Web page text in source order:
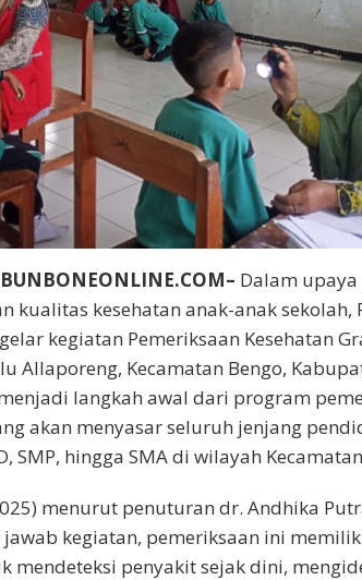
Dalam upaya
kualitas kesehatan anak-anak sekolah,
kegiatan Pemeriksaan Kesehatan
Allaporeng, Kecamatan Bengo,
langkah awal dari program
akan menyasar seluruh jenjang
SMP, hingga SMA di wilayah
menurut penuturan dr. Andhika
jawab kegiatan, pemeriksaan ini
mendeteksi penyakit sejak dini,